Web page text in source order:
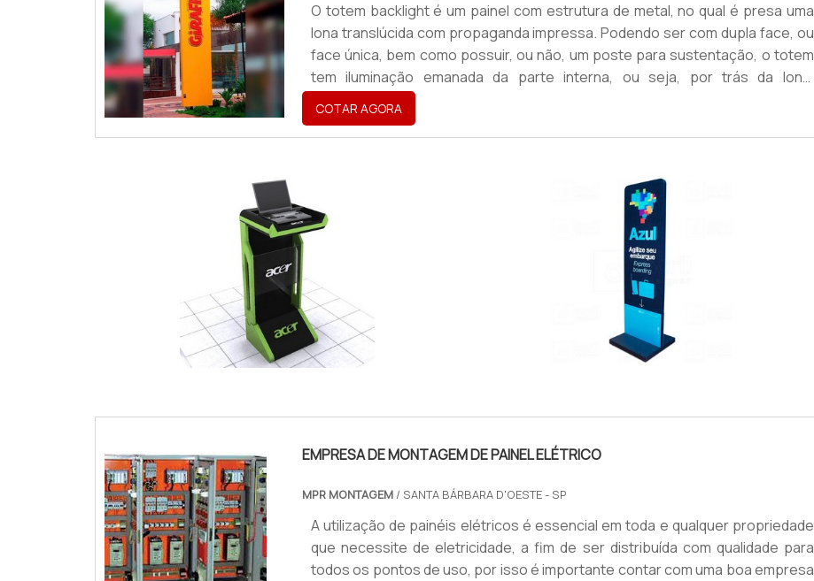
O totem backlight é um painel com estrutura de metal, no qual é presa uma
lona translúcida com propaganda impressa. Podendo ser com dupla face, ou
face única, bem como possuir, ou não, um poste para sustentação, o totem
tem iluminação emanada da parte interna, ou seja, por trás da lona,
evidenciando a impressão.Além do totem com lona impressa, também é
comum a sua confecção com lona adesivada ou com alumínio composto,
chapa adesivada ga...
COTAR AGORA
EMPRESA DE MONTAGEM DE PAINEL ELÉTRICO
MPR MONTAGEM / SANTA BÁRBARA D'OESTE - SP
A utilização de painéis elétricos é essencial em toda e qualquer propriedade
que necessite de eletricidade, a fim de ser distribuída com qualidade para
todos os pontos de uso, por isso é importante contar com uma boa empresa